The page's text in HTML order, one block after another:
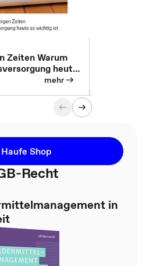
Zeiten Warum
heute
mehr
Shop
Recht
in